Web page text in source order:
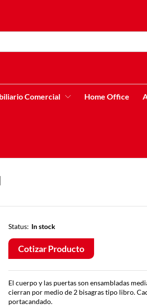
Comercial Home Office
Status: In stock
Cotizar Producto
El cuerpo y las puertas son ensambladas
cierran por medio de 2 bisagras tipo libro.
portacandado.